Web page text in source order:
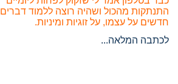
התנתקות מהכול ושהיה רוצה ללמוד דברים
חדשים על עצמו, על זוגיות ומיניות.
לכתבה המלאה...